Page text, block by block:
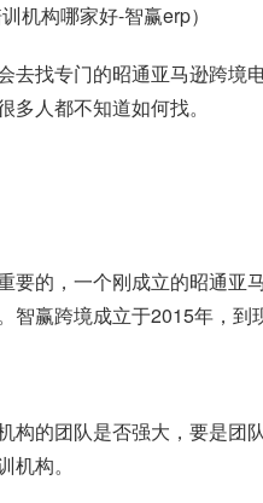
机构哪家好-智赢erp）
找专门的昭通亚马逊跨
人都不知道如何找。
的，一个刚成立的昭通
智赢跨境成立于2015年，到
的团队是否强大，要是
构。